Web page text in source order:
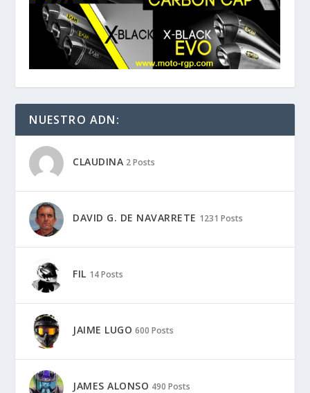
NUESTRO ADN:
CLAUDINA 2 Posts
DAVID G. DE NAVARRETE 1231 Posts
FIL 14 Posts
JAIME LUGO 600 Posts
JAMES ALONSO 490 Posts